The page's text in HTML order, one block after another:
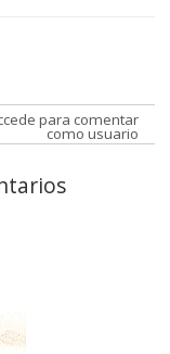
para comentar
como usuario